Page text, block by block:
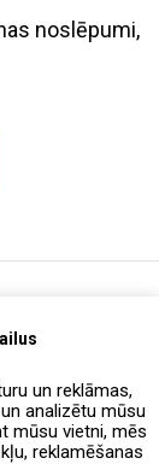
un reklāmas,
analizētu mūsu
mūsu vietni, mēs
reklamēšanas
noslēpumi,